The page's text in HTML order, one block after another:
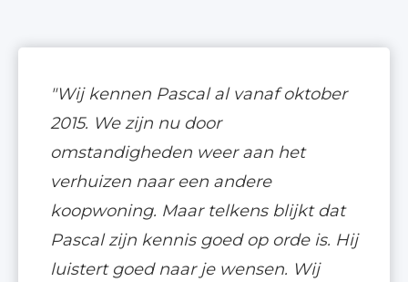
"Wij kennen Pascal al vanaf oktober
2015. We zijn nu door
omstandigheden weer aan het
verhuizen naar een andere
koopwoning. Maar telkens blijkt dat
Pascal zijn kennis goed op orde is. Hij
luistert goed naar je wensen. Wij